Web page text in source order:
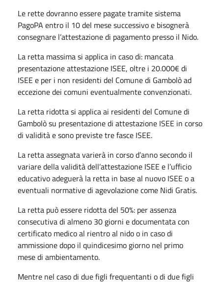
Le rette dovranno essere pagate tramite sistema
PagoPA entro il 10 del mese successivo e bisognerà
consegnare l’attestazione di pagamento presso il Nido.
La retta massima si applica in caso di: mancata
presentazione attestazione ISEE, oltre i 20.000€ di
ISEE e per i non residenti del Comune di Gambolò ad
eccezione dei comuni eventualmente convenzionati.
La retta ridotta si applica ai residenti del Comune di
Gambolò su presentazione di attestazione ISEE in corso
di validità e sono previste tre fasce ISEE.
La retta assegnata varierà in corso d’anno secondo il
variare della validità dell’attestazione ISEE e l’ufficio
educativo adeguerà la retta in base al nuovo ISEE o a
eventuali normative di agevolazione come Nidi Gratis.
La retta può essere ridotta del 50%: per assenza
consecutiva di almeno 30 giorni e documentata con
certificato medico al rientro al nido o in caso di
ammissione dopo il quindicesimo giorno nel primo
mese di ambientamento.
Mentre nel caso di due figli frequentanti o di due figli